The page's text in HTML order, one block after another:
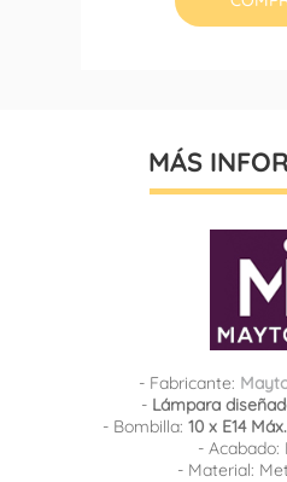
MÁS
- Fabricante:
- Lámpara
- Bombilla: 10 x E14
- Acabado:
- Material: